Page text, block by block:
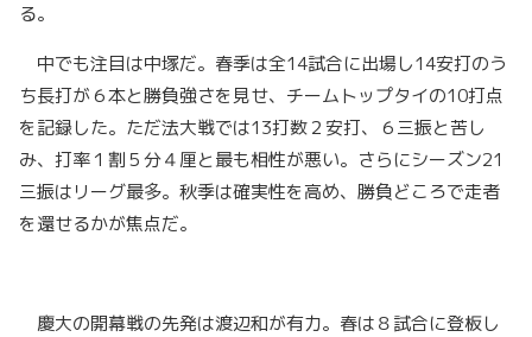
る。
中でも注目は中塚だ。春季は全14試合に出場し14安打のう
ち長打が６本と勝負強さを見せ、チームトップタイの10打点
を記録した。ただ法大戦では13打数２安打、６三振と苦し
み、打率１割５分４厘と最も相性が悪い。さらにシーズン21
三振はリーグ最多。秋季は確実性を高め、勝負どころで走者
を還せるかが焦点だ。
慶大の開幕戦の先発は渡辺和が有力。春は８試合に登板し